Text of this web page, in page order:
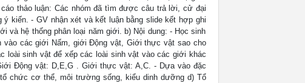
thảo luận: Các nhóm đã tìm được câu trả lời, cử đại
kiến. - GV nhận xét và kết luận bằng slide kết hợp ghi
và hệ thống phân loại năm giới. b) Nội dung: - Học sinh
vào các giới Nấm, giới Động vật, Giới thực vật sao cho
loài sinh vật để xếp các loài sinh vật vào các giới khác
Động vật: D,E,G . Giới thực vật: A,C. - Dựa vào đặc
chức cơ thể, môi trường sống, kiểu dinh dưỡng d) Tổ